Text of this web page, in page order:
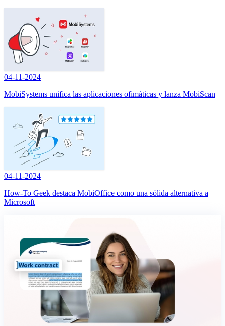
04-11-2024
MobiSystems unifica las aplicaciones ofimáticas y lanza MobiScan
04-11-2024
How-To Geek destaca MobiOffice como una sólida alternativa a
Microsoft